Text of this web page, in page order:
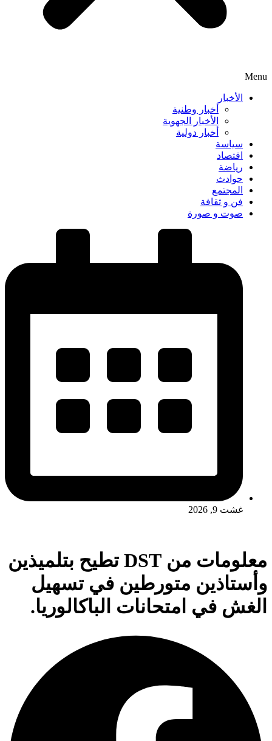
Menu
الأخبار
أخبار وطنية
الأخبار الجهوية
أخبار دولية
سياسة
اقتصاد
رياضة
حوادث
المجتمع
فن و ثقافة
صوت و صورة
غشت 9, 2026
معلومات من DST تطيح بتلميذين
وأستاذين متورطين في تسهيل
الغش في امتحانات الباكالوريا.